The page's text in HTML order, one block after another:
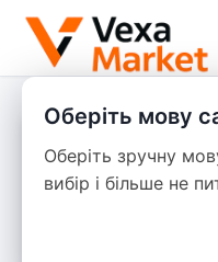
Оберіть мову
Оберіть зручну
вибір і більше не
Дата